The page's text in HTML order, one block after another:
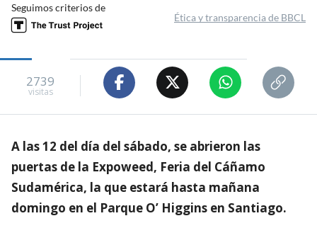
Seguimos criterios de
Ética y transparencia de BBCL
2739
visitas
A las 12 del día del sábado, se abrieron las
puertas de la Expoweed, Feria del Cáñamo
Sudamérica, la que estará hasta mañana
domingo en el Parque O’ Higgins en Santiago.